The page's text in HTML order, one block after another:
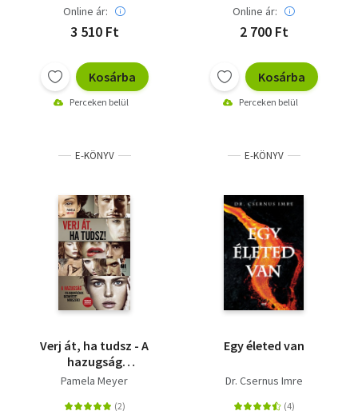
Online ár:
3 510 Ft
Kosárba
Perceken belül
Online ár:
2 700 Ft
Kosárba
Perceken belül
E-KÖNYV
Verj át, ha tudsz - A
hazugság
felismerésének
Pamela Meyer
E-KÖNYV
Egy életed van
Dr. Csernus Imre